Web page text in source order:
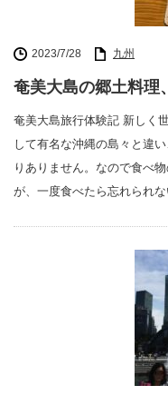
2023/7/28 九州
奄美大島の郷土料理
奄美大島旅行体験記 新しく
して有名な沖縄の島々と違
りありません。なので食べ
が、一度食べたら忘れられな